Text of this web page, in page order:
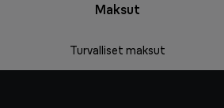
Maksut
Turvalliset maksut